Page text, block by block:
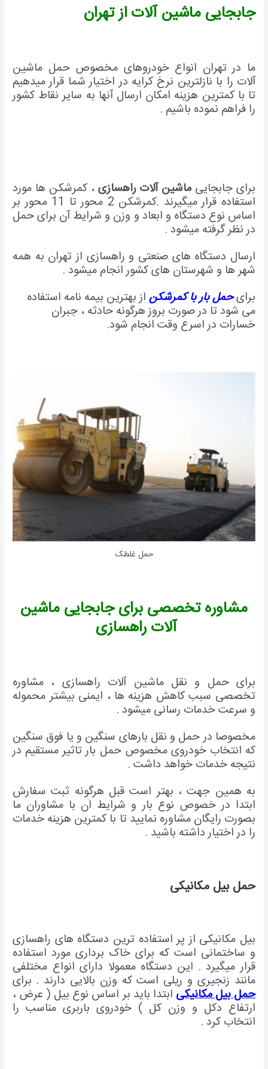
جابجایی ماشین آلات از تهران
ما در تهران انواع خودروهای مخصوص حمل ماشین
آلات را با نازلترین نرخ کرایه در اختیار شما قرار میدهیم
تا با کمترین هزینه امکان ارسال آنها به سایر نقاط کشور
را فراهم نموده باشیم .
برای جابجاییماشین آلات راهسازی ، کمرشکن ها مورد
استفاده قرار میگیرند .کمرشکن 2 محور تا 11 محور بر
اساس نوع دستگاه و ابعاد و وزن و شرایط آن برای حمل
در نظر گرفته میشود .
ارسال دستگاه های صنعتی و راهسازی از تهران به همه
شهر ها و شهرستان های کشور انجام میشود .
برایحمل بار با کمرشکن از بهترین بیمه نامه استفاده
می شود تا در صورت بروز هرگونه حادثه ، جبران
خسارات در اسرع وقت انجام شود.
حمل غلطک
مشاوره تخصصی برای جابجایی ماشین
آلات راهسازی
برای حمل و نقل ماشین آلات راهسازی ، مشاوره
تخصصی سبب کاهش هزینه ها ، ایمنی بیشتر محموله
و سرعت خدمات رسانی میشود .
مخصوصا در حمل و نقل بارهای سنگین و یا فوق سنگین
که انتخاب خودروی مخصوص حمل بار تاثیر مستقیم در
نتیجه خدمات خواهد داشت .
به همین جهت ، بهتر است قبل هرگونه ثبت سفارش
ابتدا در خصوص نوع بار و شرایط ان با مشاوران ما
بصورت رایگان مشاوره نمایید تا با کمترین هزینه خدمات
را در اختیار داشته باشید .
حمل بیل مکانیکی
بیل مکانیکی از پر استفاده ترین دستگاه های راهسازی
و ساختمانی است که برای خاک برداری مورد استفاده
قرار میگیرد . این دستگاه معمولا دارای انواع مختلفی
مانند زنجیری و ریلی است که وزن بالایی دارند . برای
حمل بیل مکانیکی ابتدا باید بر اساس نوع بیل ( عرض ،
ارتفاع دکل و وزن کل ) خودروی باربری مناسب را
انتخاب کرد .